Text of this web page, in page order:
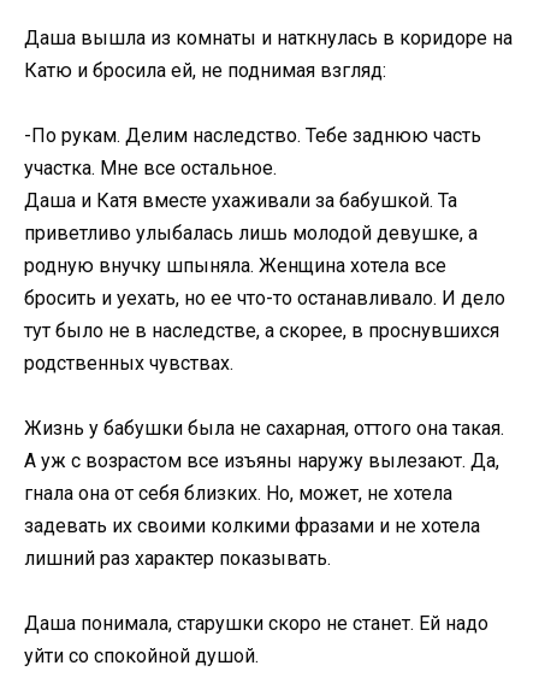
Даша вышла из комнаты и наткнулась в коридоре на
Катю и бросила ей, не поднимая взгляд:
-По рукам. Делим наследство. Тебе заднюю часть
участка. Мне все остальное.
Даша и Катя вместе ухаживали за бабушкой. Та
приветливо улыбалась лишь молодой девушке, а
родную внучку шпыняла. Женщина хотела все
бросить и уехать, но ее что-то останавливало. И дело
тут было не в наследстве, а скорее, в проснувшихся
родственных чувствах.
Жизнь у бабушки была не сахарная, оттого она такая.
А уж с возрастом все изъяны наружу вылезают. Да,
гнала она от себя близких. Но, может, не хотела
задевать их своими колкими фразами и не хотела
лишний раз характер показывать.
Даша понимала, старушки скоро не станет. Ей надо
уйти со спокойной душой.